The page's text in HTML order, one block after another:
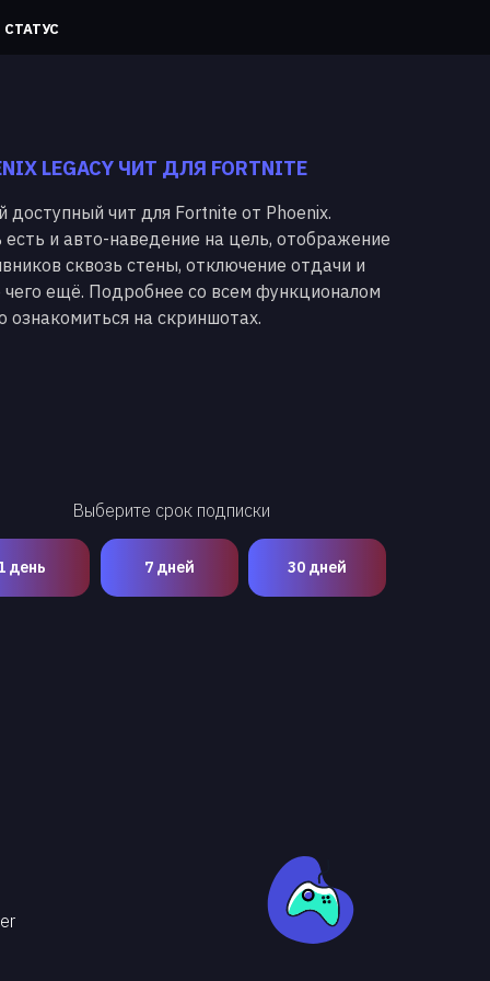
СТАТУС
LEGACY ЧИТ ДЛЯ FORTNITE
Выберите срок подписки
день
доступный чит для Fortnite от Phoenix.
есть и авто-наведение на цель, отображение
сквозь стены, отключение отдачи и
чего ещё. Подробнее со всем функционалом
ознакомиться на скриншотах.
7 дней 30 дней